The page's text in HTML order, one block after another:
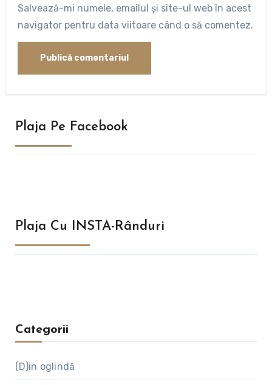
Salvează-mi numele, emailul și site-ul web în acest
navigator pentru data viitoare când o să comentez.
Plaja Pe Facebook
Plaja Cu INSTA-Rânduri
Categorii
(D)in oglindă